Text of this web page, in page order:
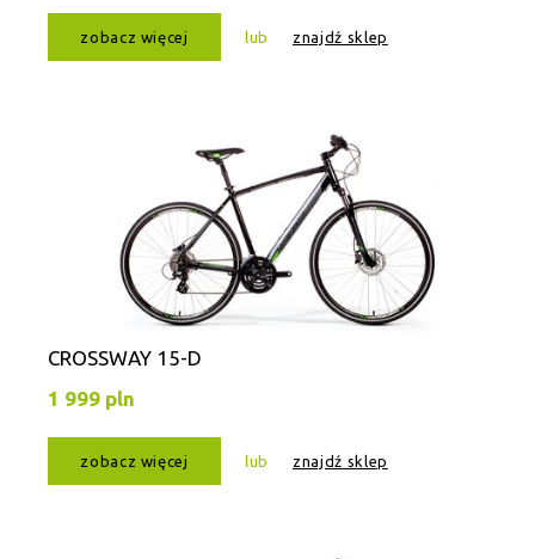
zobacz więcej lub znajdź sklep
CROSSWAY 15-D
1 999 pln
zobacz więcej lub znajdź sklep